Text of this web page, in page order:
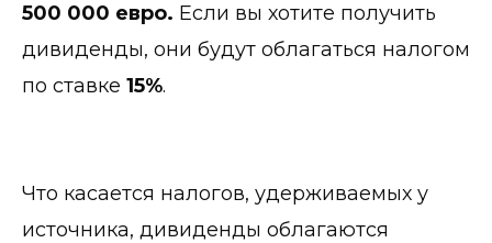
500 000 евро. Если вы хотите получить
дивиденды, они будут облагаться налогом
по ставке 15%.
Что касается налогов, удерживаемых у
источника, дивиденды облагаются